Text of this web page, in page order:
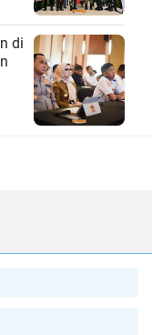
di